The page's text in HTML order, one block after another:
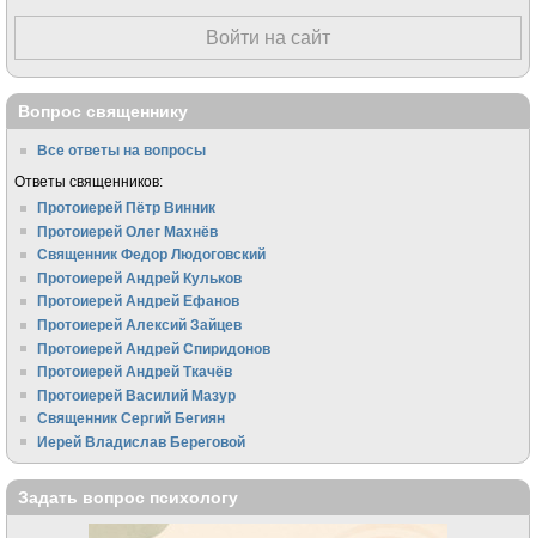
Войти на сайт
Вопрос священнику
Все ответы на вопросы
Ответы священников:
Протоиерей Пётр Винник
Протоиерей Олег Махнёв
Священник Федор Людоговский
Протоиерей Андрей Кульков
Протоиерей Андрей Ефанов
Протоиерей Алексий Зайцев
Протоиерей Андрей Спиридонов
Протоиерей Андрей Ткачёв
Протоиерей Василий Мазур
Священник Сергий Бегиян
Иерей Владислав Береговой
Задать вопрос психологу